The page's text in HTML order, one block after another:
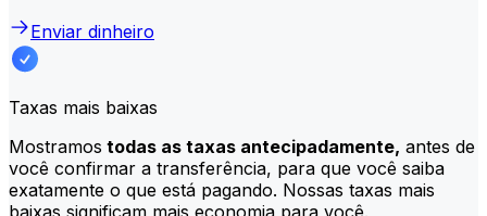
Enviar dinheiro
Taxas mais baixas
Mostramos todas as taxas antecipadamente, antes de
você confirmar a transferência, para que você saiba
exatamente o que está pagando. Nossas taxas mais
baixas significam mais economia para você.